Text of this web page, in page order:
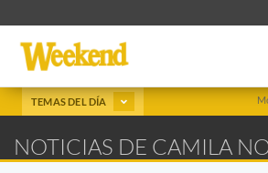
TEMAS DEL DÍA
NOTICIAS DE CAMILA